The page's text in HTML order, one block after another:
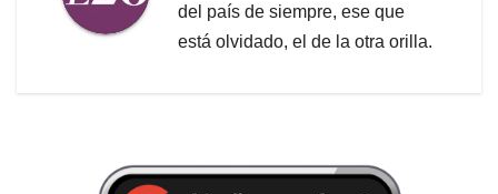
del país de siempre, ese que
está olvidado, el de la otra orilla.